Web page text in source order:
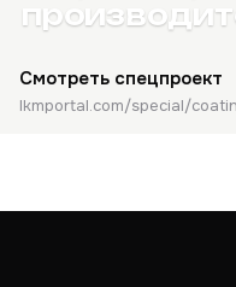
Смотреть спецпроект
lkmportal.com/special/